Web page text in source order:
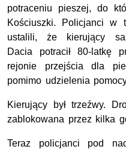
potraceniu pieszej, do
Kościuszki. Policjanci w
ustalili, że kierujący
Dacia potracił 80-latkę
rejonie przejścia dla
pomimo udzielenia
Kierujący był trzeźwy.
zablokowana przez kilka
Teraz policjanci pod